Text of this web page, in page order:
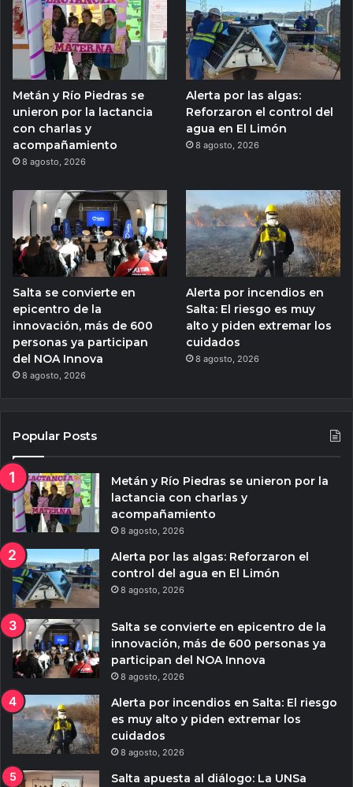
Metán y Río Piedras se
unieron por la lactancia
con charlas y
acompañamiento
8 agosto, 2026
Alerta por las algas:
Reforzaron el control del
agua en El Limón
8 agosto, 2026
Salta se convierte en
epicentro de la
innovación, más de 600
personas ya participan
del NOA Innova
8 agosto, 2026
Alerta por incendios en
Salta: El riesgo es muy
alto y piden extremar los
cuidados
8 agosto, 2026
Popular Posts
Metán y Río Piedras se unieron por la
lactancia con charlas y
acompañamiento
8 agosto, 2026
Alerta por las algas: Reforzaron el
control del agua en El Limón
8 agosto, 2026
Salta se convierte en epicentro de la
innovación, más de 600 personas ya
participan del NOA Innova
8 agosto, 2026
Alerta por incendios en Salta: El riesgo
es muy alto y piden extremar los
cuidados
8 agosto, 2026
Salta apuesta al diálogo: La UNSa